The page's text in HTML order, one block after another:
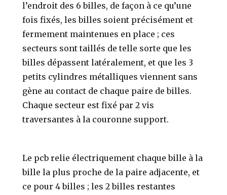
l’endroit des 6 billes, de façon à ce qu’une
fois fixés, les billes soient précisément et
fermement maintenues en place ; ces
secteurs sont taillés de telle sorte que les
billes dépassent latéralement, et que les 3
petits cylindres métalliques viennent sans
gène au contact de chaque paire de billes.
Chaque secteur est fixé par 2 vis
traversantes à la couronne support.
Le pcb relie électriquement chaque bille à la
bille la plus proche de la paire adjacente, et
ce pour 4 billes ; les 2 billes restantes